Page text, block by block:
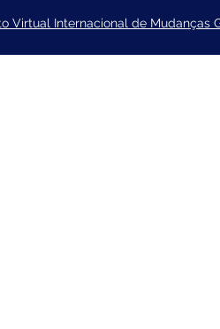
da
execução
Virtual Internacional de Mudanças